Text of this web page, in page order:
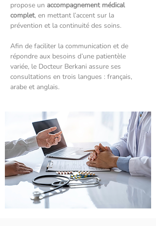
propose un accompagnement médical
complet, en mettant l’accent sur la
prévention et la continuité des soins.
Afin de faciliter la communication et de
répondre aux besoins d’une patientèle
variée, le Docteur Berkani assure ses
consultations en trois langues : français,
arabe et anglais.